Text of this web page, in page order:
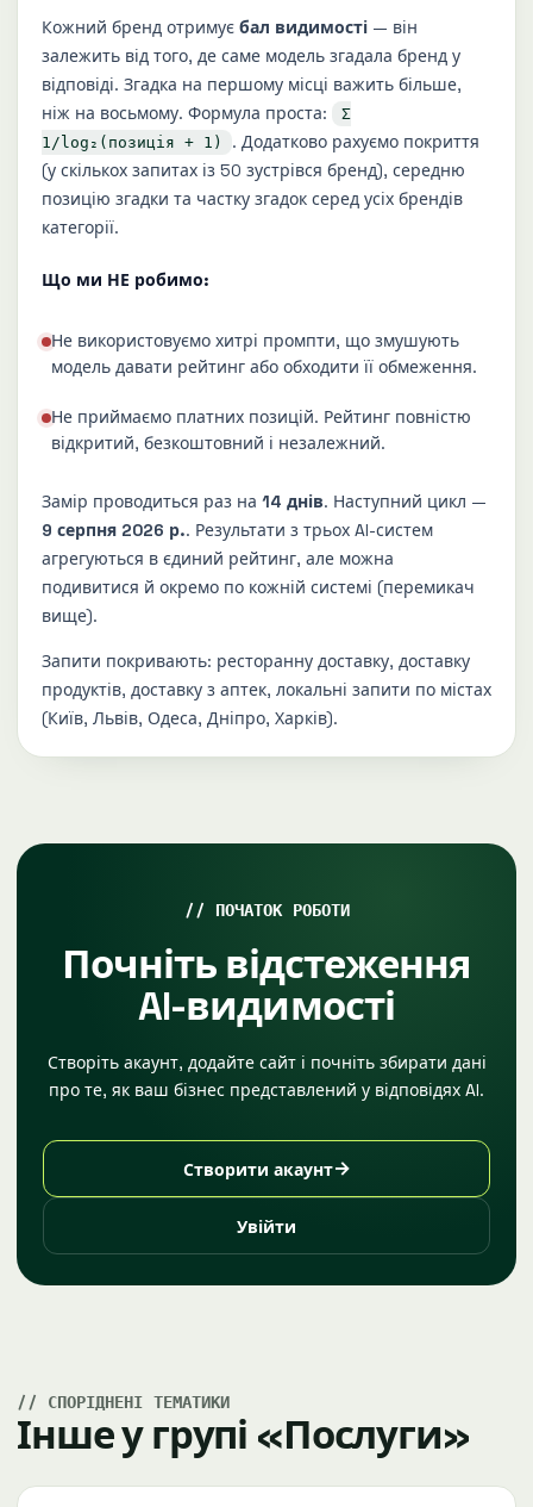
Кожний бренд отримує бал видимості — він
залежить від того, де саме модель згадала бренд у
відповіді. Згадка на першому місці важить більше,
ніж на восьмому. Формула проста:
Σ
1/log₂(позиція + 1)
. Додатково рахуємо покриття
(у скількох запитах із 50 зустрівся бренд), середню
позицію згадки та частку згадок серед усіх брендів
категорії.
Що ми НЕ робимо:
Не використовуємо хитрі промпти, що змушують
модель давати рейтинг або обходити її обмеження.
Не приймаємо платних позицій. Рейтинг повністю
відкритий, безкоштовний і незалежний.
Замір проводиться раз на 14 днів. Наступний цикл —
9 серпня 2026 р.. Результати з трьох AI-систем
агрегуються в єдиний рейтинг, але можна
подивитися й окремо по кожній системі (перемикач
вище).
Запити покривають: ресторанну доставку, доставку
продуктів, доставку з аптек, локальні запити по містах
(Київ, Львів, Одеса, Дніпро, Харків).
ПОЧАТОК РОБОТИ
Почніть відстеження
AI-видимості
Створіть акаунт, додайте сайт і почніть збирати дані
про те, як ваш бізнес представлений у відповідях AI.
Створити акаунт→
Увійти
СПОРІДНЕНІ ТЕМАТИКИ
Інше у групі «Послуги»